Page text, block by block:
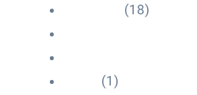
(18)
(1)